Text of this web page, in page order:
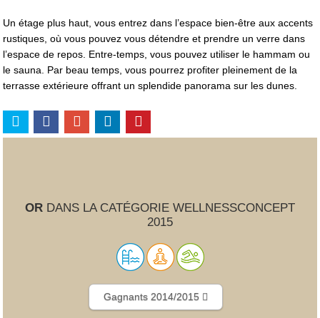
Un étage plus haut, vous entrez dans l’espace bien-être aux accents
rustiques, où vous pouvez vous détendre et prendre un verre dans
l’espace de repos. Entre-temps, vous pouvez utiliser le hammam ou
le sauna. Par beau temps, vous pourrez profiter pleinement de la
terrasse extérieure offrant un splendide panorama sur les dunes.
ORDANS LA CATÉGORIE WELLNESSCONCEPT
2015
Gagnants 2014/2015